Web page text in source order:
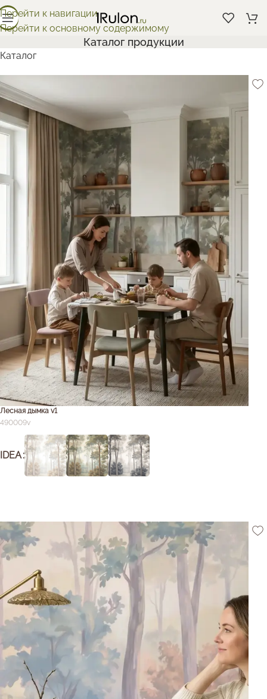
Перейти к навигации
Перейти к основному содержимому
Каталог продукции
Каталог
Лесная дымка v1
490009v
IDEA